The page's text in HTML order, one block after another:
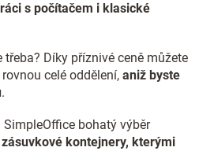
s počítačem i klasické
třeba? Díky příznivé ceně můžete
celé oddělení, aniž byste
.
bohatý výběr
zásuvkové kontejnery, kterými